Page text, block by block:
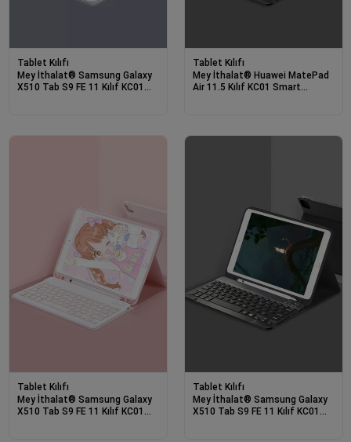
Tablet Kılıfı
Mey İthalat® Samsung Galaxy
X510 Tab S9 FE 11 Kılıf KC01
Tablet Kılıfı
Mey İthalat® Huawei MatePad
Air 11.5 Kılıf KC01 Smart
Tablet Kılıfı
Mey İthalat® Samsung Galaxy
X510 Tab S9 FE 11 Kılıf KC01
Tablet Kılıfı
Mey İthalat® Samsung Galaxy
X510 Tab S9 FE 11 Kılıf KC01